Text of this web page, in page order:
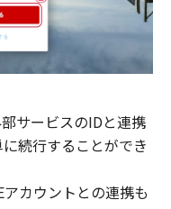
サービスのIDと連携
続行することができ
アカウントとの連携も